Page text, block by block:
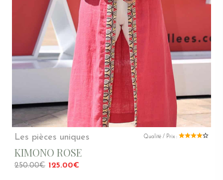
Les pièces uniques Qualité / Prix :
KIMONO ROSE
250.00€ 125.00€